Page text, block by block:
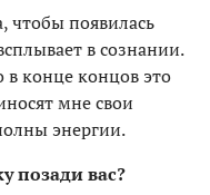
чтобы появилась
в сознании.
в конце концов это
мне свои
энергии.
позади вас?